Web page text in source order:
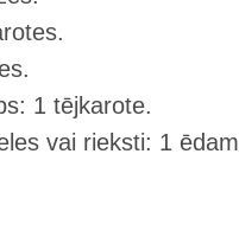
1 tējkarote.
vai rieksti: 1